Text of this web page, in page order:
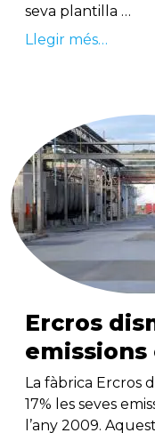
seva plantilla …
Llegir més…
Ercros
La fàbrica Ercros
17% les seves
l’any 2009.